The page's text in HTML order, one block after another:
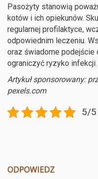
Pasożyty stanowią
kotów i ich opiekunów.
regularnej profilaktyce,
odpowiednim leczeniu.
oraz świadome podejście
ograniczyć ryzyko infekcji.
Artykuł sponsorowany:
pexels.com
5/5
ODPOWIEDZ